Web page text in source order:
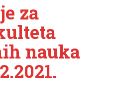
za
nauka